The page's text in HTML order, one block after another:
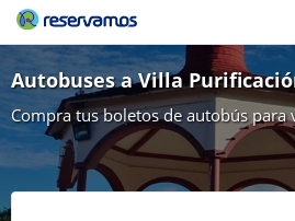
Autobuses a Villa
Compra tus boletos de autobús para